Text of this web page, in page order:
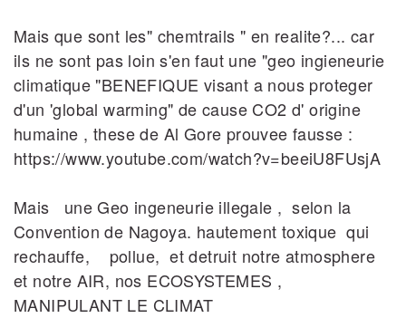
Mais que sont les" chemtrails " en realite?... car
ils ne sont pas loin s'en faut une "geo ingieneurie
climatique "BENEFIQUE visant a nous proteger
d'un 'global warming" de cause CO2 d' origine
humaine , these de Al Gore prouvee fausse :
https://www.youtube.com/watch?v=beeiU8FUsjA
Mais une Geo ingeneurie illegale , selon la
Convention de Nagoya. hautement toxique qui
rechauffe, pollue, et detruit notre atmosphere
et notre AIR, nos ECOSYSTEMES ,
MANIPULANT LE CLIMAT